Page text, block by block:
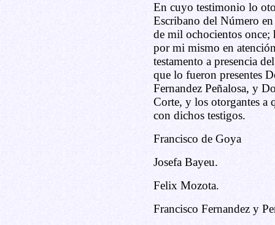
En cuyo testimonio lo
Escribano del Número
de mil ochocientos
por mi mismo en
testamento a presencia
que lo fueron presentes
Fernandez Peñalosa, y
Corte, y los otorgantes a
con dichos testigos.
Francisco de Goya
Josefa Bayeu.
Felix Mozota.
Francisco Fernandez y